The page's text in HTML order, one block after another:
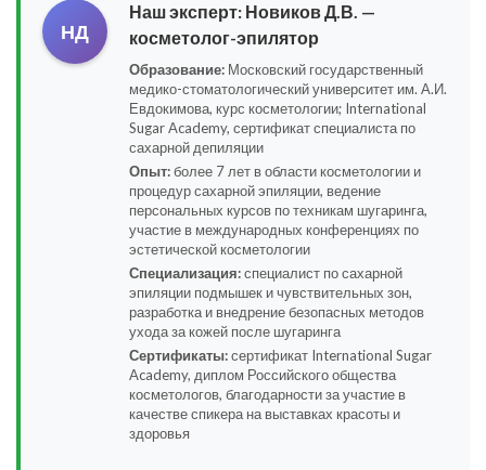
НД
Наш эксперт: Новиков Д.В. —
косметолог-эпилятор
Образование: Московский государственный
медико-стоматологический университет им. А.И.
Евдокимова, курс косметологии; International
Sugar Academy, сертификат специалиста по
сахарной депиляции
Опыт:более 7 лет в области косметологии и
процедур сахарной эпиляции, ведение
персональных курсов по техникам шугаринга,
участие в международных конференциях по
эстетической косметологии
Специализация:специалист по сахарной
эпиляции подмышек и чувствительных зон,
разработка и внедрение безопасных методов
ухода за кожей после шугаринга
Сертификаты:сертификат International Sugar
Academy, диплом Российского общества
косметологов, благодарности за участие в
качестве спикера на выставках красоты и
здоровья